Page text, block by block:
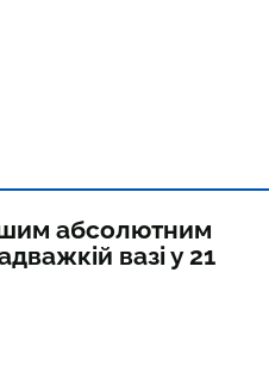
абсолютним
вазі у 21